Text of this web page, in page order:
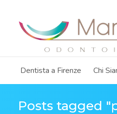
Dentista a Firenze Chi
Posts tagged